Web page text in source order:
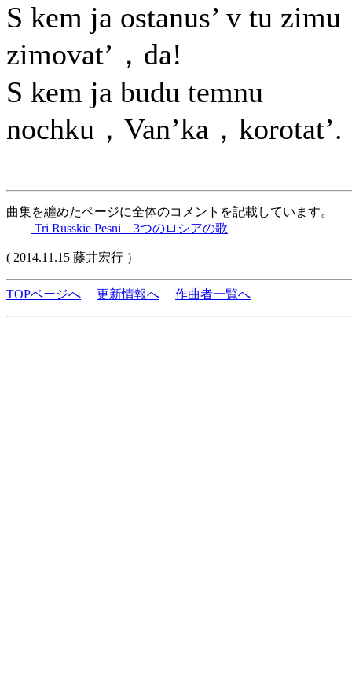
S kem ja ostanus’ v tu zimu
zimovat’，da!
S kem ja budu temnu
nochku，Van’ka，korotat’.
曲集を纏めたページに全体のコメントを記載しています。
Tri Russkie Pesni 3つのロシアの歌
( 2014.11.15 藤井宏行 ）
TOPページへ 更新情報へ 作曲者一覧へ